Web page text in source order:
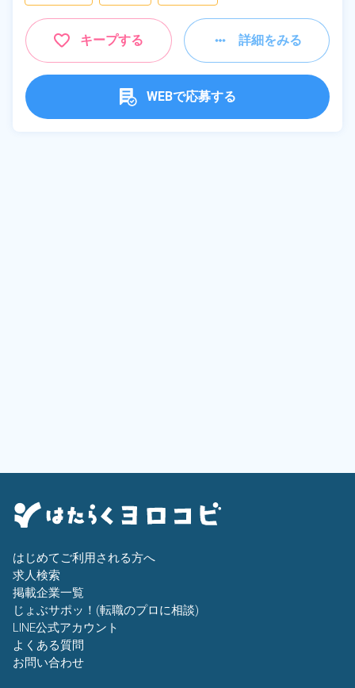
キープする 詳細をみる
WEBで応募する
はじめてご利用される方へ
求人検索
掲載企業一覧
じょぶサポッ！(転職のプロに相談)
LINE公式アカウント
よくある質問
お問い合わせ